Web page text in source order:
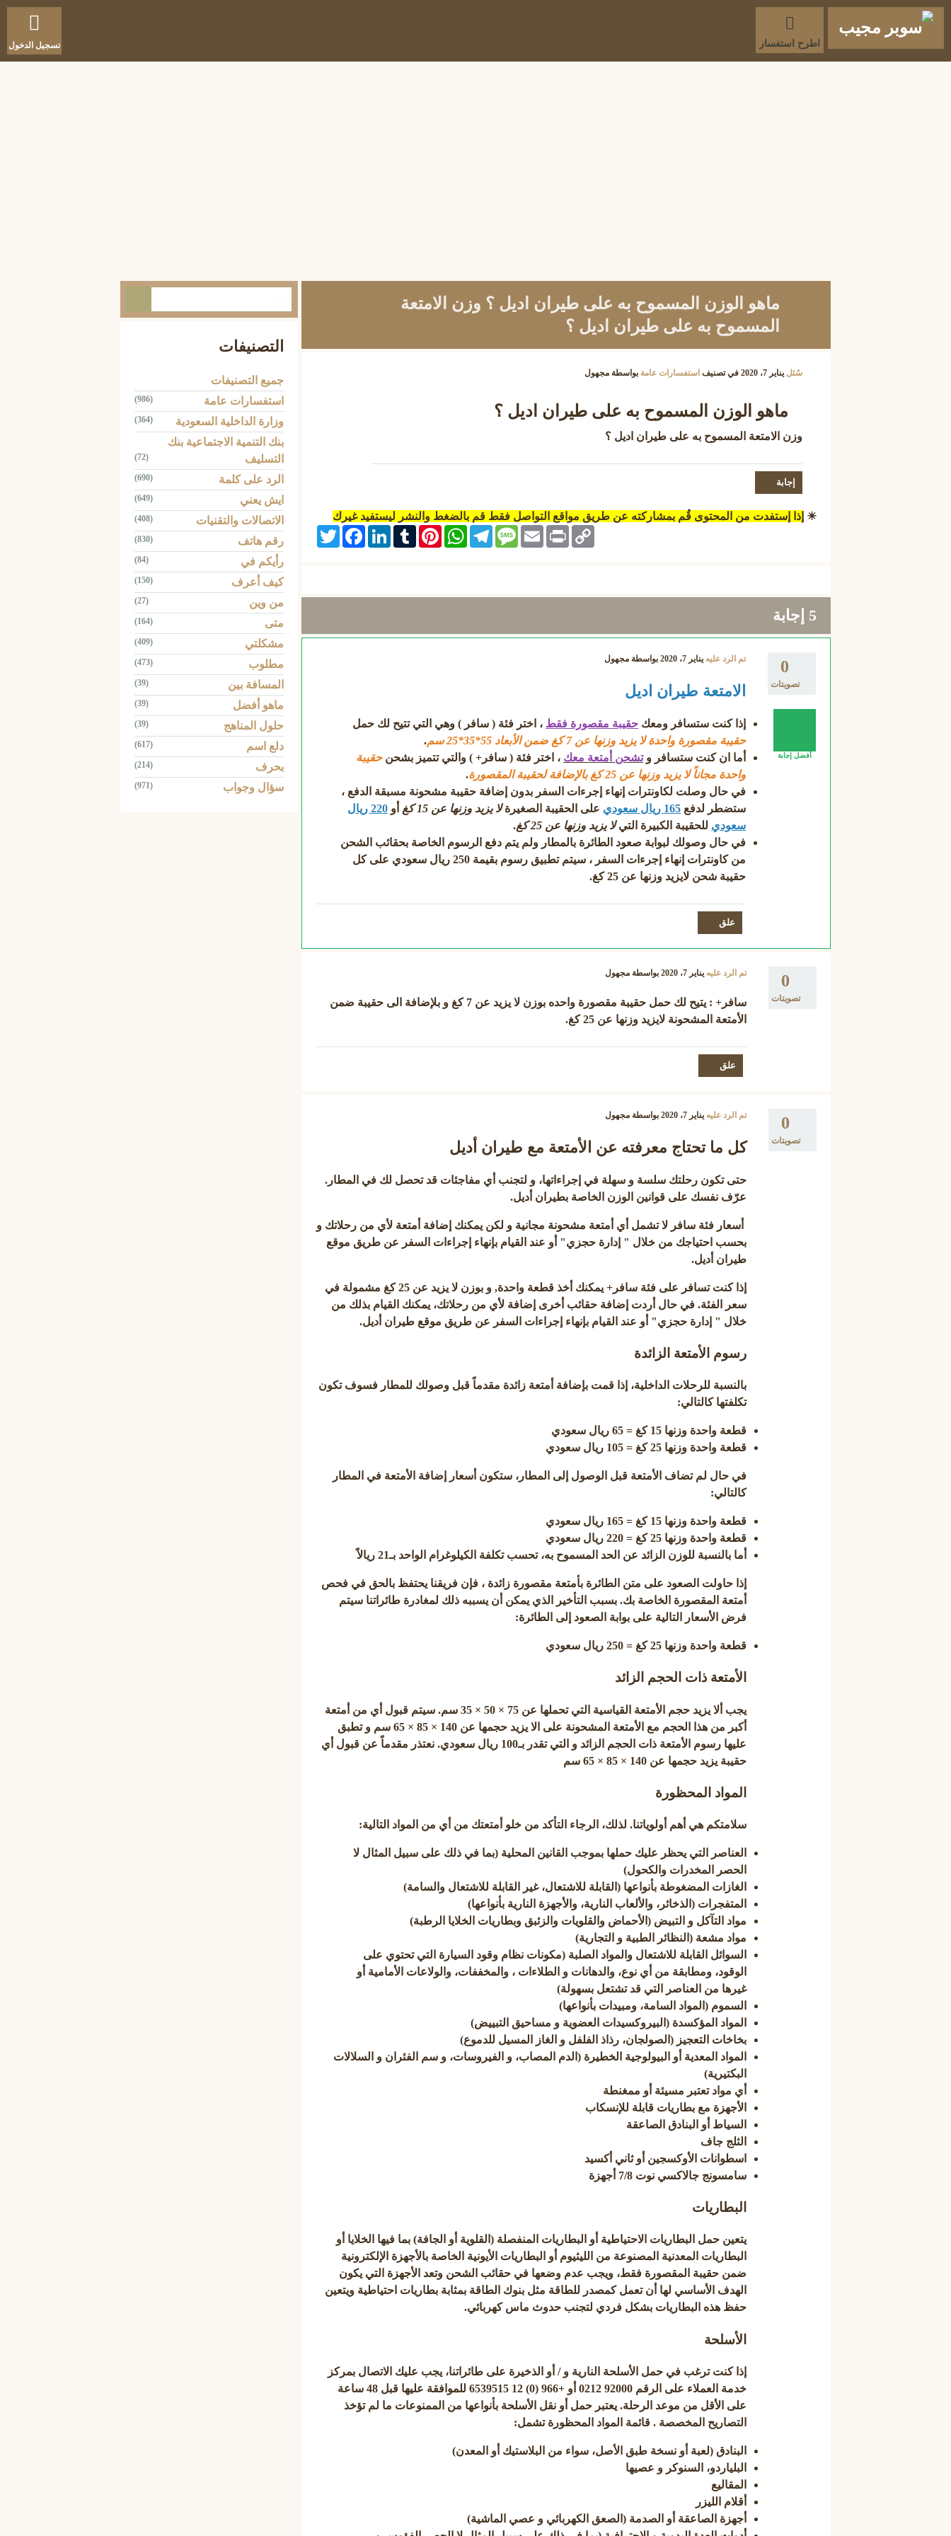
تسجيل الدخول اطرح استفسار
ماهو الوزن المسموح به على طيران اديل ؟ وزن الامتعة
المسموح به على طيران اديل ؟
سُئل يناير 7، 2020 في تصنيف استفسارات عامة بواسطة مجهول
ماهو الوزن المسموح به على طيران اديل ؟
وزن الامتعة المسموح به على طيران اديل ؟
☀ إذا إستفدت من المحتوى قُم بمشاركته عن طريق مواقع التواصل فقط قم بالضغط والنشر ليستفيد غيرك
Twitter
FacebookLinkedInTumblrPinterest
WhatsAppTelegramMessageEmail PrintCopy
Link
5 إجابة
0
تصويتات
تم الرد عليه يناير 7، 2020 بواسطة مجهول
أفضل إجابة
الامتعة طيران اديل
إذا كنت ستسافر ومعك حقيبة مقصورة فقط ، اختر فئة (سافر ) وهي التي تتيح لك حمل
حقيبة مقصورة واحدة لا يزيد وزنها عن 7 كغ ضمن الأبعاد 55*35*25 سم
.
أما ان كنت ستسافر وتشحن أمتعة معك ، اختر فئة (سافر+ ) والتي تتميز بشحنحقيبة
واحدة مجاناً لا يزيد وزنها عن 25 كغ بالإضافة لحقيبة المقصورة
.
في حال وصلت لكاونترات إنهاء إجرءات السفر بدون إضافة حقيبة مشحونة مسبقة الدفع ،
ستضطر لدفع 165 ريال سعودي على الحقيبة الصغيرةلا يزيد وزنها عن 15 كغ أو
220 ريال
سعودي للحقيبة الكبيرة التيلا يزيد وزنها عن 25 كغ
.
في حال وصولك لبوابة صعود الطائرة بالمطار ولم يتم دفع الرسوم الخاصة بحقائب الشحن
من كاونترات إنهاء إجرءات السفر ، سيتم تطبيق رسوم بقيمة 250 ريال سعودي على كل
حقيبة شحن لايزيد وزنها عن 25 كغ.
0
تصويتات
تم الرد عليه يناير 7، 2020 بواسطةمجهول
سافر+
: يتيح لك حمل حقيبة مقصورة واحده بوزن لا يزيد عن 7 كغ و بلإضافة الى حقيبة ضمن
الأمتعة المشحونة لايزيد وزنها عن 25 كغ.
0
تصويتات
تم الرد عليه يناير 7، 2020 بواسطةمجهول
كل ما تحتاج معرفته عن الأمتعة مع طيران أديل
حتى تكون رحلتك سلسة و سهلة في إجراءاتها، و لتجنب أي مفاجئات قد تحصل لك في المطار.
عرّف نفسك على قوانين الوزن الخاصة بطيران أديل.
أسعار فئة سافر لا تشمل أي أمتعة مشحونة مجانية و لكن يمكنك إضافة أمتعة لأي من رحلاتك و
بحسب احتياجك من خلال " إدارة حجزي" أو عند القيام بإنهاء إجراءات السفر عن طريق موقع
طيران أديل.
إذا كنت تسافر على فئة سافر+ يمكنك أخذ قطعة واحدة, و بوزن لا يزيد عن 25 كغ مشمولة في
سعر الفئة. في حال أردت إضافة حقائب أخرى إضافة لأي من رحلاتك، يمكنك القيام بذلك من
خلال " إدارة حجزي" أو عند القيام بإنهاء إجراءات السفر عن طريق موقع طيران أديل.
رسوم الأمتعة الزائدة
بالنسبة للرحلات الداخلية، إذا قمت بإضافة أمتعة زائدة مقدماً قبل وصولك للمطار فسوف تكون
تكلفتها كالتالي:
قطعة واحدة وزنها 15 كغ = 65 ريال سعودي
قطعة واحدة وزنها 25 كغ = 105 ريال سعودي
في حال لم تضاف الأمتعة قبل الوصول إلى المطار، ستكون أسعار إضافة الأمتعة في المطار
كالتالي:
قطعة واحدة وزنها 15 كغ = 165 ريال سعودي
قطعة واحدة وزنها 25 كغ = 220 ريال سعودي
أما بالنسبة للوزن الزائد عن الحد المسموح به، تحسب تكلفة الكيلوغرام الواحد بـ21 ريالاً
إذا حاولت الصعود على متن الطائرة بأمتعة مقصورة زائدة ، فإن فريقنا يحتفظ بالحق في فحص
أمتعة المقصورة الخاصة بك. بسبب التأخير الذي يمكن أن يسببه ذلك لمغادرة طائراتنا سيتم
فرض الأسعار التالية على بوابة الصعود إلى الطائرة:
قطعة واحدة وزنها 25 كغ = 250 ريال سعودي
الأمتعة ذات الحجم الزائد
يجب ألا يزيد حجم الأمتعة القياسية التي تحملها عن 75 × 50 × 35 سم. سيتم قبول أي من أمتعة
أكبر من هذا الحجم مع الأمتعة المشحونة على الا يزيد حجمها عن 140 × 85 × 65 سم و تطبق
عليها رسوم الأمتعة ذات الحجم الزائد و التي تقدر بـ100 ريال سعودي. نعتذر مقدماً عن قبول أي
حقيبة يزيد حجمها عن 140 × 85 × 65 سم
المواد المحظورة
سلامتكم هي أهم أولوياتنا. لذلك، الرجاء التأكد من خلو أمتعتك من أي من المواد التالية:
العناصر التي يحظر عليك حملها بموجب القانين المحلية (بما في ذلك على سبيل المثال لا
الحصر المخدرات والكحول)
الغازات المضغوطة بأنواعها (القابلة للاشتعال، غير القابلة للاشتعال والسامة)
المتفجرات (الذخائر، والألعاب النارية، والأجهزة النارية بأنواعها)
مواد التآكل و التبيض (الأحماض والقلويات والزئبق وبطاريات الخلايا الرطبة)
مواد مشعة (النظائر الطبية و التجارية)
السوائل القابلة للاشتعال والمواد الصلبة (مكونات نظام وقود السيارة التي تحتوي على
الوقود، ومطابقة من أي نوع، والدهانات و الطلاءات ، والمخففات، والولاعات الأمامية أو
غيرها من العناصر التي قد تشتعل بسهولة)
السموم (المواد السامة، ومبيدات بأنواعها)
المواد المؤكسدة (البيروكسيدات العضوية و مساحيق التبييض)
بخاخات التعجيز (الصولجان، رذاذ الفلفل و الغاز المسيل للدموع)
المواد المعدية أو البيولوجية الخطيرة (الدم المصاب، و الفيروسات، و سم الفئران و السلالات
البكتيرية)
أي مواد تعتبر مسيئة أو ممغنطة
الأجهزة مع بطاريات قابلة للإنسكاب
السياط أو البنادق الصاعقة
الثلج جاف
اسطوانات الأوكسجين أو ثاني أكسيد
سامسونج جالاكسي نوت 7/8 أجهزة
البطاريات
يتعين حمل البطاريات الاحتياطية أو البطاريات المنفصلة (القلوية أو الجافة) بما فيها الخلايا أو
البطاريات المعدنية المصنوعة من الليثيوم أو البطاريات الأيونية الخاصة بالأجهزة الإلكترونية
ضمن حقيبة المقصورة فقط، ويجب عدم وضعها في حقائب الشحن وتعد الأجهزة التي يكون
الهدف الأساسي لها أن تعمل كمصدر للطاقة مثل بنوك الطاقة بمثابة بطاريات احتياطية ويتعين
حفظ هذه البطاريات بشكل فردي لتجنب حدوث ماس كهربائي.
الأسلحة
إذا كنت ترغب في حمل الأسلحة النارية و / أو الذخيرة على طائراتنا، يجب عليك الاتصال بمركز
خدمة العملاء على الرقم 92000 0212 أو +966 (0) 12 6539515 للموافقة عليها قبل 48 ساعة
على الأقل من موعد الرحلة. يعتبر حمل أو نقل الأسلحة بأنواعها من الممنوعات ما لم تؤخذ
التصاريح المخصصة . قائمة المواد المحظورة تشمل:
البنادق (لعبة أو نسخة طبق الأصل، سواء من البلاستيك أو المعدن)
البلياردو، السنوكر و عصيها
المقاليع
أقلام الليزر
أجهزة الصاعقة أو الصدمة (الصعق الكهربائي و عصي الماشية)
التصنيفات
جميع التصنيفات
استفسارات عامة
(986)
وزارة الداخلية السعودية (364)
بنك التنمية الاجتماعية بنك
التسليف
(72)
الرد على كلمة (690)
ايش يعني (649)
الاتصالات والتقنيات (408)
رقم هاتف (830)
رأيكم في (84)
كيف أعرف (150)
من وين (27)
متى (164)
مشكلتي (409)
مطلوب (473)
المسافة بين (39)
ماهو أفضل (39)
حلول المناهج (39)
دلع اسم (617)
بحرف (214)
سؤال وجواب (971)